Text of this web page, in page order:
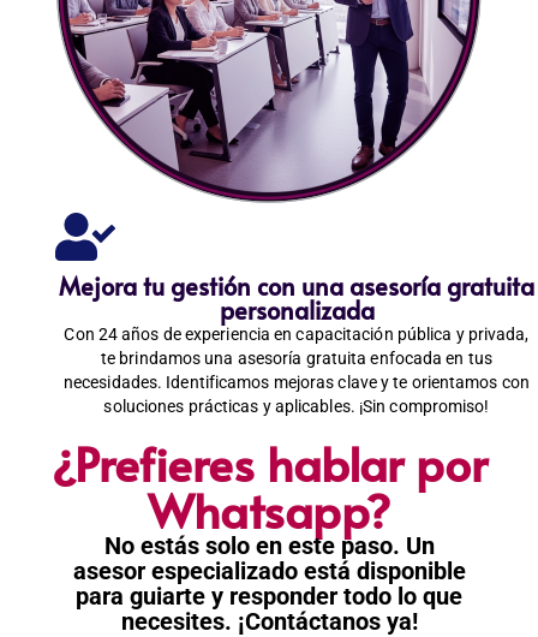
Mejora tu gestión con una asesoría gratuita
personalizada
Con 24 años de experiencia en capacitación pública y privada,
te brindamos una asesoría gratuita enfocada en tus
necesidades. Identificamos mejoras clave y te orientamos con
soluciones prácticas y aplicables. ¡Sin compromiso!
¿Prefieres hablar por
Whatsapp?
No estás solo en este paso. Un
asesor especializado está disponible
para guiarte y responder todo lo que
necesites. ¡Contáctanos ya!